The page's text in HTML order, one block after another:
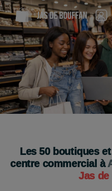
Je découvre
Les50boutiques et
centre commercial à
Jas de